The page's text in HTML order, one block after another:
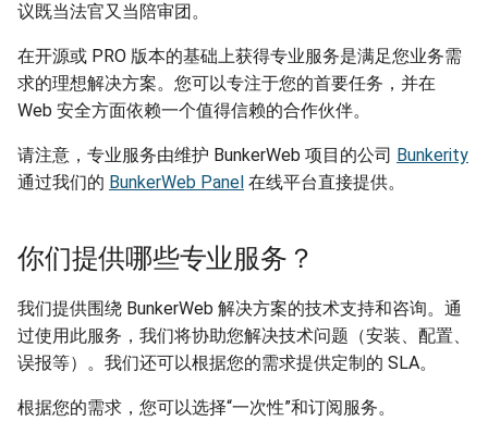
议既当法官又当陪审团。
在开源或 PRO 版本的基础上获得专业服务是满足您业务需
求的理想解决方案。您可以专注于您的首要任务，并在
Web 安全方面依赖一个值得信赖的合作伙伴。
请注意，专业服务由维护 BunkerWeb 项目的公司 Bunkerity
通过我们的 BunkerWeb Panel 在线平台直接提供。
你们提供哪些专业服务？
我们提供围绕 BunkerWeb 解决方案的技术支持和咨询。通
过使用此服务，我们将协助您解决技术问题（安装、配置、
误报等）。我们还可以根据您的需求提供定制的 SLA。
根据您的需求，您可以选择“一次性”和订阅服务。